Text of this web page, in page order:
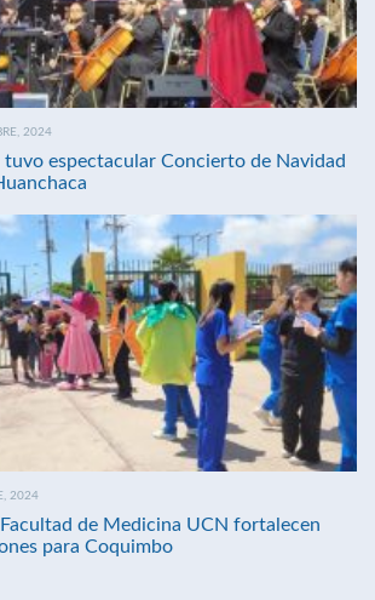
2024
tuvo espectacular Concierto de Navidad
2024
de Medicina UCN fortalecen
para Coquimbo